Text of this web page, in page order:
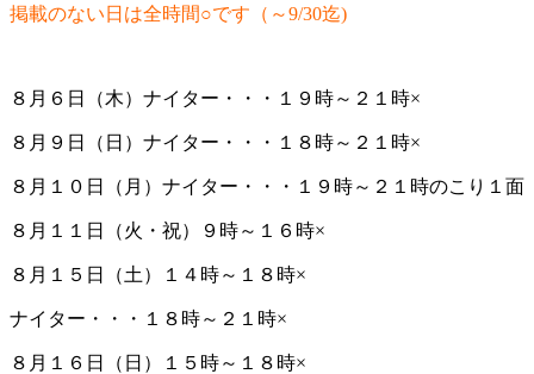
掲載のない日は全時間○です（～9/30迄)
８月６日（木）ナイター・・・１９時～２１時×
８月９日（日）ナイター・・・１８時～２１時×
８月１０日（月）ナイター・・・１９時～２１時のこり１面
８月１１日（火・祝）９時～１６時×
８月１５日（土）１４時～１８時×
ナイター・・・１８時～２１時×
８月１６日（日）１５時～１８時×